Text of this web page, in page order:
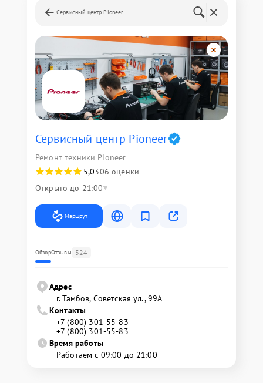
Сервисный центр Pioneer
Сервисный центр Pioneer
Ремонт техники Pioneer
5,0306 оценки
Открыто до 21:00
Маршрут
ОбзорОтзывы 324
Адрес
г. Тамбов, Советская ул., 99А
Контакты
+7 (800) 301-55-83
+7 (800) 301-55-83
Время работы
Работаем с 09:00 до 21:00